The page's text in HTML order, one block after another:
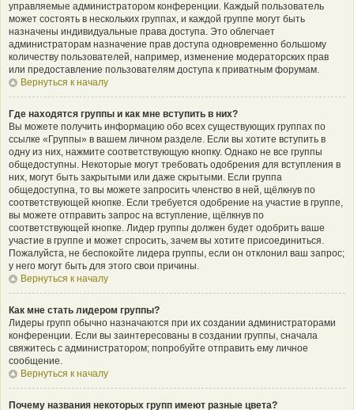
управляемые администратором конференции. Каждый пользователь
может состоять в нескольких группах, и каждой группе могут быть
назначены индивидуальные права доступа. Это облегчает
администраторам назначение прав доступа одновременно большому
количеству пользователей, например, изменение модераторских прав
или предоставление пользователям доступа к приватным форумам.
Вернуться к началу
Где находятся группы и как мне вступить в них?
Вы можете получить информацию обо всех существующих группах по
ссылке «Группы» в вашем личном разделе. Если вы хотите вступить в
одну из них, нажмите соответствующую кнопку. Однако не все группы
общедоступны. Некоторые могут требовать одобрения для вступления в
них, могут быть закрытыми или даже скрытыми. Если группа
общедоступна, то вы можете запросить членство в ней, щёлкнув по
соответствующей кнопке. Если требуется одобрение на участие в группе,
вы можете отправить запрос на вступление, щёлкнув по
соответствующей кнопке. Лидер группы должен будет одобрить ваше
участие в группе и может спросить, зачем вы хотите присоединиться.
Пожалуйста, не беспокойте лидера группы, если он отклонил ваш запрос;
у него могут быть для этого свои причины.
Вернуться к началу
Как мне стать лидером группы?
Лидеры групп обычно назначаются при их создании администраторами
конференции. Если вы заинтересованы в создании группы, сначала
свяжитесь с администратором; попробуйте отправить ему личное
сообщение.
Вернуться к началу
Почему названия некоторых групп имеют разные цвета?